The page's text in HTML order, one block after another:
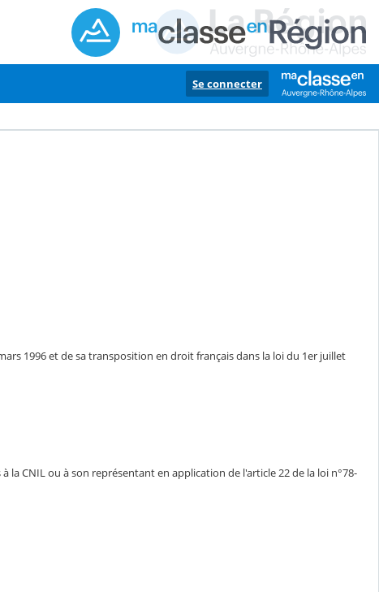
Se connecter
1996 et de sa transposition en droit français dans la loi du 1er juillet
CNIL ou à son représentant en application de l'article 22 de la loi n°78-